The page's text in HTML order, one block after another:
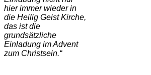
hier immer wieder in
die Heilig Geist Kirche,
das ist die
grundsätzliche
Einladung im Advent
zum Christsein.“